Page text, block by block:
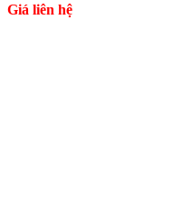
Giá liên hệ